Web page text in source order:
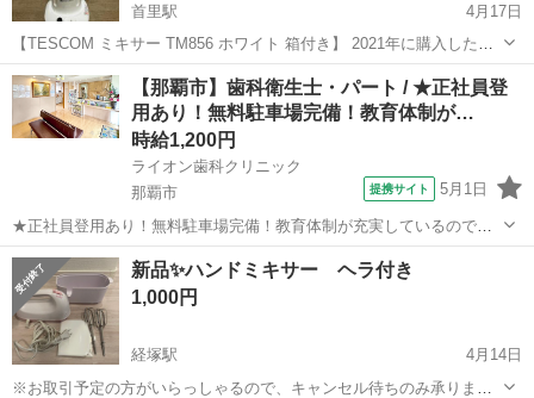
首里駅
4月17日
【TESCOM ミキサー TM856 ホワイト 箱付き】 2021年に購入したミ
キサーです。 使用に伴う細かなスレはありますが、全体的に状態は良
好で、動作も問題ありません。 コンパクトに収納できる設計で、キッ
チンでも場所を取...
沖縄 那覇市 首里駅 キッチン家電 ミキサー
【那覇市】歯科衛生士・パート / ★正社員登
用あり！無料駐車場完備！教育体制が…
時給1,200円
ライオン歯科クリニック
那覇市
提携サイト 5月1日
★正社員登用あり！無料駐車場完備！教育体制が充実しているのでブ
ランクがある方でも安心して働けるクリニックです★ 時給： 1,200円
~2,000円 アクセス：ゆいレール 安里 車で17分 オススメコメント ●正
社員への...
沖縄 那覇市 歯科衛生士
新品✨ハンドミキサー ヘラ付き
1,000円
経塚駅
4月14日
※お取引予定の方がいらっしゃるので、キャンセル待ちのみ承りま